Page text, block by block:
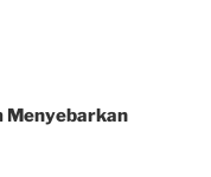
Menyebarkan